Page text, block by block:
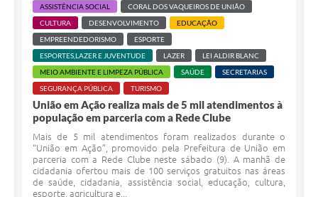
ASSISTÊNCIA SOCIAL
CORAL DOS VAQUEIROS DE UNIÃO
CULTURA
DESENVOLVIMENTO
EDUCAÇÃO
EMPREENDEDORISMO
ESPORTE
ESPORTES,LAZER E JUVENTUDE
LAZER
LEI ALDIR BLANC
MEIO AMBIENTE E LIMPEZA PÚBLICA
SAÚDE
SECRETARIAS
SEGURANÇA PÚBLICA
TURISMO
União em Ação realiza mais de 5 mil atendimentos à
população em parceria com a Rede Clube
Mais de 5 mil atendimentos foram realizados durante o
“União em Ação”, promovido pela Prefeitura de União em
parceria com a Rede Clube neste sábado (9). A manhã de
cidadania ofertou mais de 100 serviços gratuitos nas áreas
de saúde, cidadania, assistência social, educação, cultura,
esporte, agricultura e...